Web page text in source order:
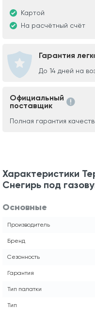
Картой
На расчётный счёт
Гарантия
До 14 дней на
Официальный
поставщик
Полная гарантия
Характеристики
Снегирь под
Основные
Производитель
Бренд
Сезонность
Гарантия
Тип палатки
Тип